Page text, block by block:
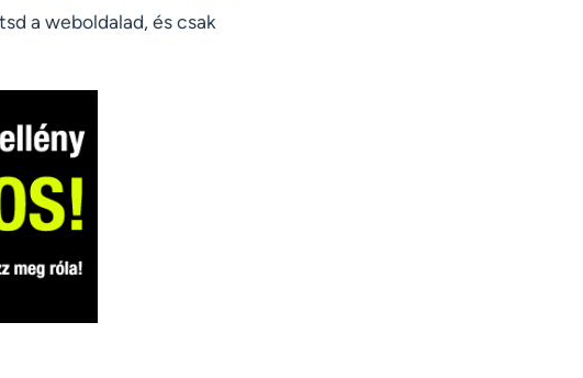
a weboldalad, és csak